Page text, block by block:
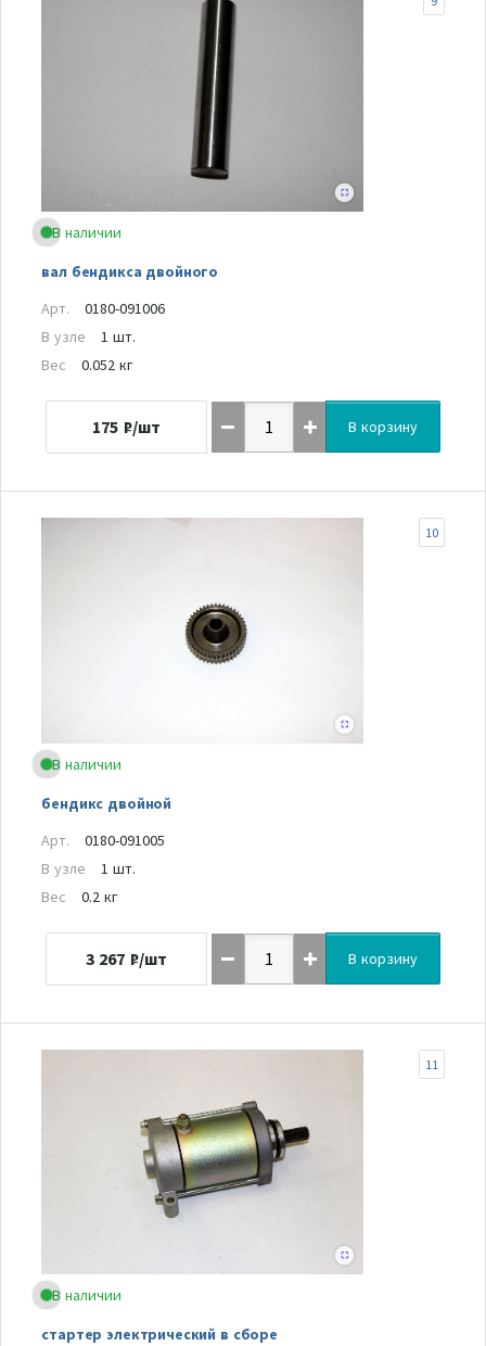
В наличии
вал бендикса двойного
Арт.
0180-091006
В узле
1 шт.
Вес
0.052 кг
175 ₽/шт В корзину
В наличии
бендикс двойной
10
Арт.
0180-091005
В узле
1 шт.
Вес
0.2 кг
3 267 ₽/шт В корзину
В наличии
стартер электрический в сборе
11